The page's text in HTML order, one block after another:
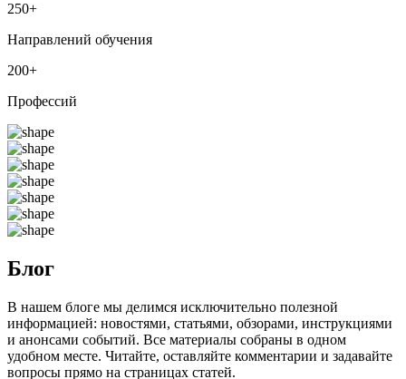
250+
Направлений обучения
200+
Профессий
Блог
В нашем блоге мы делимся исключительно полезной
информацией: новостями, статьями, обзорами, инструкциями
и анонсами событий. Все материалы собраны в одном
удобном месте. Читайте, оставляйте комментарии и задавайте
вопросы прямо на страницах статей.